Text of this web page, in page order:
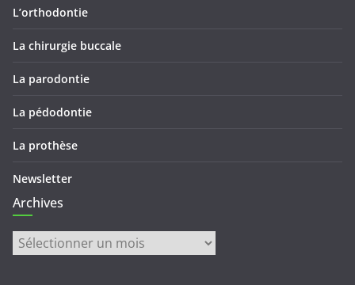
L’orthodontie
La chirurgie buccale
La parodontie
La pédodontie
La prothèse
Newsletter
Archives
Archives